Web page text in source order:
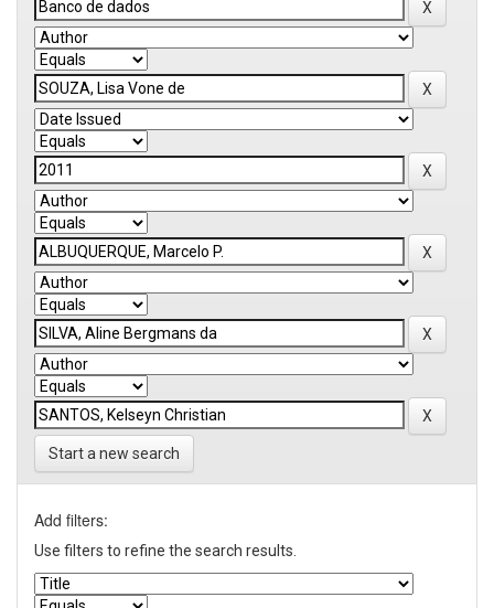
Start a new search
Add filters:
Use filters to refine the search results.